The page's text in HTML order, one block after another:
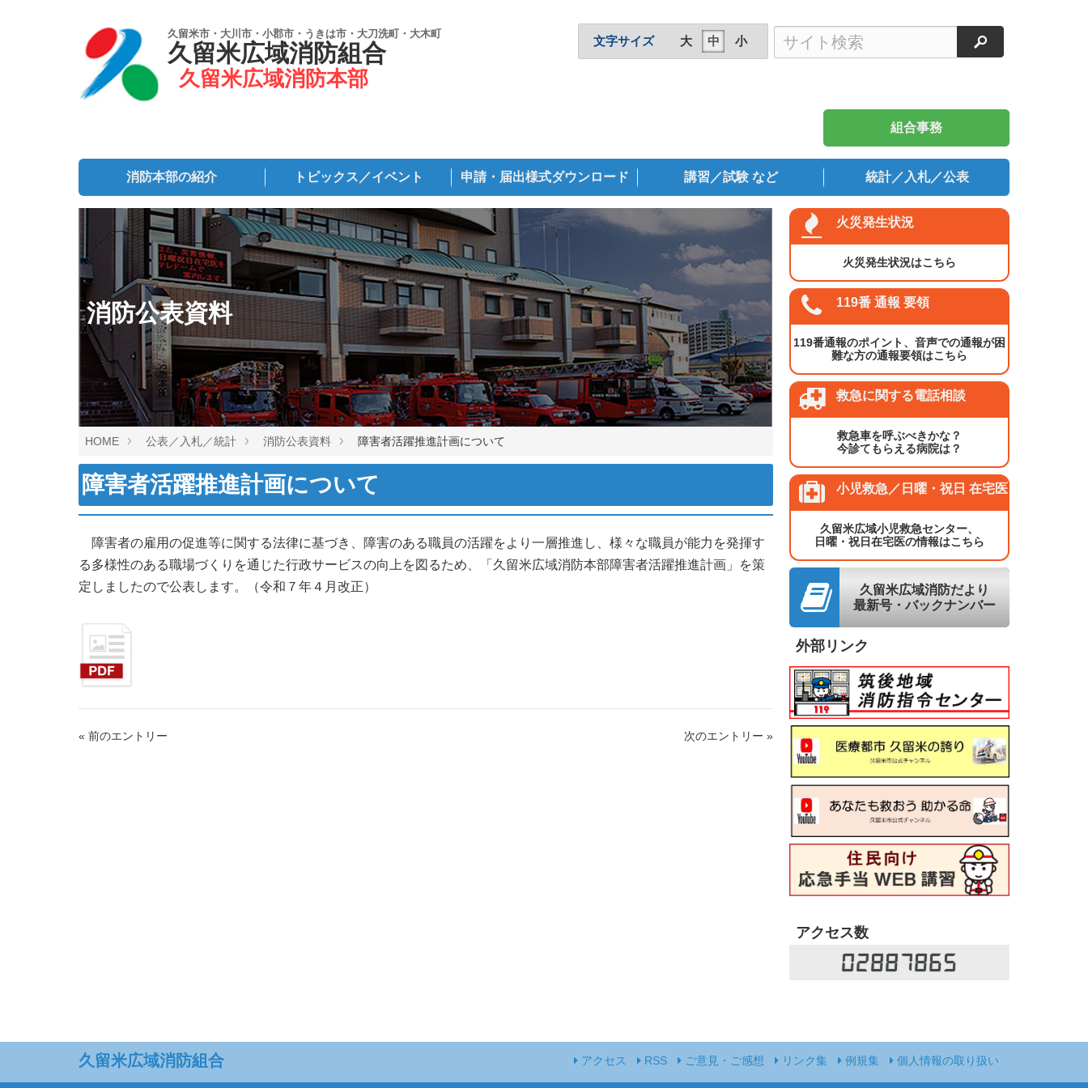
久留米市・大川市・小郡市・うきは市・大刀洗町・大木町
久留米広域消防組合
久留米広域消防本部
文字サイズ 大 中 小 検索
組合事務
消防本部の紹介 トピックス／イベント 申請・届出様式ダウンロード 講習／試験 など 統計／入札／公表
消防公表資料
HOME 公表／入札／統計 消防公表資料 障害者活躍推進計画について
障害者活躍推進計画について
障害者の雇用の促進等に関する法律に基づき、障害のある職員の活躍をより一層推進し、様々な職員が能力を発揮す
る多様性のある職場づくりを通じた行政サービスの向上を図るため、「久留米広域消防本部障害者活躍推進計画」を策
定しましたので公表します。（令和７年４月改正）
« 前のエントリー 次のエントリー »
火災発生状況
火災発生状況はこちら
119番 通報 要領
119番通報のポイント、音声での通報が困
難な方の通報要領はこちら
救急に関する電話相談
救急車を呼ぶべきかな？
今診てもらえる病院は？
小児救急／日曜・祝日 在宅医
久留米広域小児救急センター、
日曜・祝日在宅医の情報はこちら
久留米広域消防だより
最新号・バックナンバー
外部リンク
アクセス数
02887865
久留米広域消防組合 アクセス RSS ご意見・ご感想 リンク集 例規集 個人情報の取り扱い